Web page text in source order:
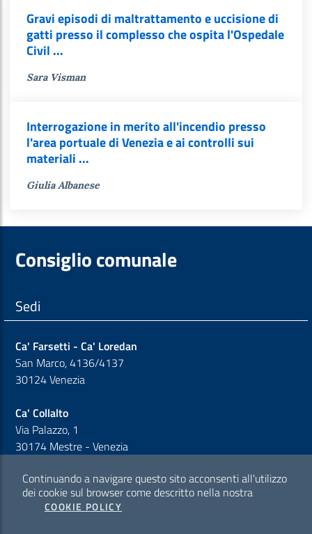
Gravi episodi di maltrattamento e uccisione di
gatti presso il complesso che ospita l'Ospedale
Civil ...
Sara Visman
Interrogazione in merito all'incendio presso
l'area portuale di Venezia e ai controlli sui
materiali ...
Giulia Albanese
Consiglio comunale
Sedi
Ca' Farsetti - Ca' Loredan
San Marco, 4136/4137
30124 Venezia
Ca' Collalto
Via Palazzo, 1
30174 Mestre - Venezia
Sezione Link Policy
Cookie policy
Continuando a navigare questo sito acconsenti all'utilizzo
dei cookie sul browser come descritto nella nostra
COOKIE POLICY